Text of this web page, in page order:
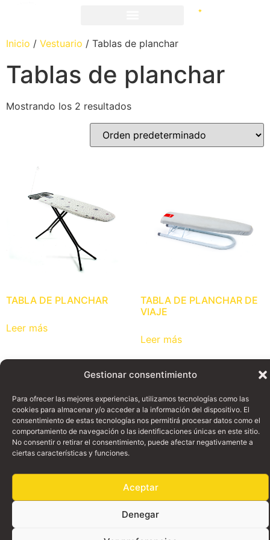
Gestionar consentimiento
Para ofrecer las mejores experiencias, utilizamos tecnologías como las
cookies para almacenar y/o acceder a la información del dispositivo. El
consentimiento de estas tecnologías nos permitirá procesar datos como el
comportamiento de navegación o las identificaciones únicas en este sitio.
No consentir o retirar el consentimiento, puede afectar negativamente a
ciertas características y funciones.
Aceptar
Denegar
Inicio / Vestuario / Tablas de planchar
Tablas de planchar
Mostrando los 2 resultados
TABLA DE PLANCHAR
Leer más
TABLA DE PLANCHAR DE
VIAJE
Leer más
© Copyright 1997 - 2024 | Walkalia · Filmmaking Supplies - Since 1997 |
All Rights Reserved |